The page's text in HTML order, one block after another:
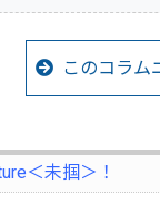
このコラム
＜未掴＞！